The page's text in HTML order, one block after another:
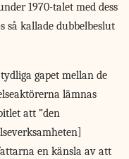
1970-talet med dess
så kallade dubbelbeslut
gapet mellan de
lämnas
att ”den
en känsla av att